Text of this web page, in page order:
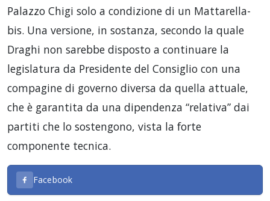
Palazzo Chigi solo a condizione di un Mattarella-
bis. Una versione, in sostanza, secondo la quale
Draghi non sarebbe disposto a continuare la
legislatura da Presidente del Consiglio con una
compagine di governo diversa da quella attuale,
che è garantita da una dipendenza “relativa” dai
partiti che lo sostengono, vista la forte
componente tecnica.
Facebook